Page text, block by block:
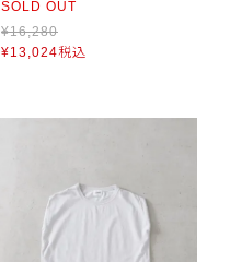
SOLD OUT
¥16,280
¥13,024税込